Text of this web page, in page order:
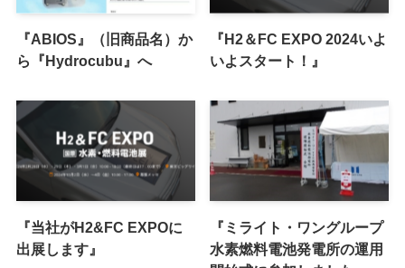
『ABIOS』（旧商品名）か
ら『Hydrocubu』へ
『H2＆FC EXPO 2024いよ
いよスタート！』
『当社がH2&FC EXPOに
出展します』
『ミライト・ワングループ
水素燃料電池発電所の運用